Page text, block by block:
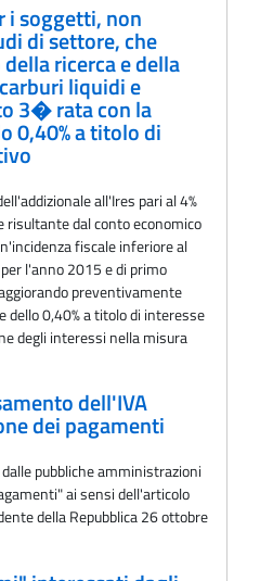
i soggetti, non
di settore, che
ricerca e della
liquidi e
3� rata con la
0,40% a titolo di
all'Ires pari al 4%
dal conto economico
fiscale inferiore al
l'anno 2015 e di primo
preventivamente
dello 0,40% a titolo di interesse
degli interessi nella misura
dell'IVA
dei pagamenti
pubbliche amministrazioni
ai sensi dell'articolo
della Repubblica 26 ottobre